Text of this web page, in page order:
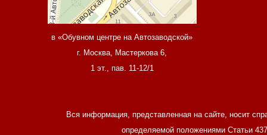
в «Обувном центре на Автозаводской»
г. Москва, Мастеркова 6,
1 эт., пав. 11-12/1
Вся информация, представленная на сайте, носит
определяемой положениями Статьи